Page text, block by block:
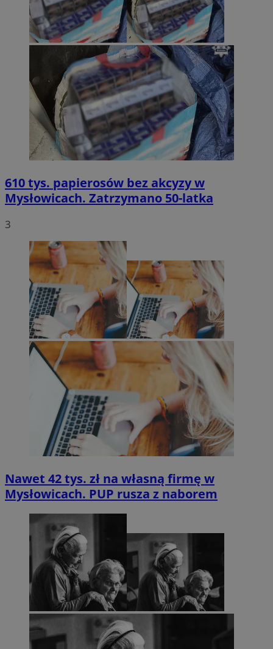
610 tys. papierosów bez akcyzy w
Mysłowicach. Zatrzymano 50-latka
3
Nawet 42 tys. zł na własną firmę w
Mysłowicach. PUP rusza z naborem